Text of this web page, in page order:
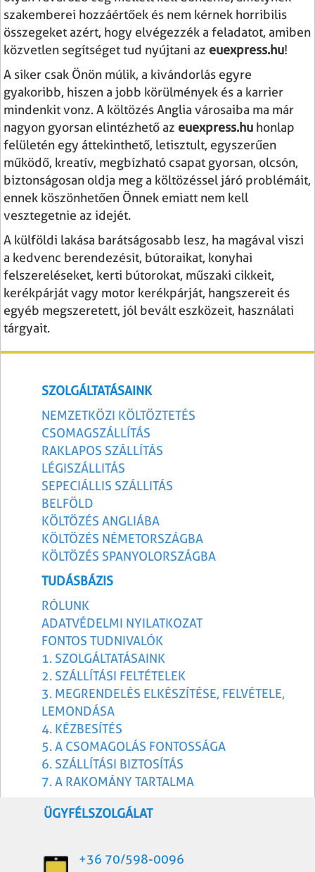
szakemberei hozzáértőek és nem kérnek horribilis
összegeket azért, hogy elvégezzék a feladatot, amiben
közvetlen segítséget tud nyújtani az euexpress.hu!
A siker csak Önön múlik, a kivándorlás egyre
gyakoribb, hiszen a jobb körülmények és a karrier
mindenkit vonz. A költözés Anglia városaiba ma már
nagyon gyorsan elintézhető az euexpress.hu honlap
felületén egy áttekinthető, letisztult, egyszerűen
működő, kreatív, megbízható csapat gyorsan, olcsón,
biztonságosan oldja meg a költözéssel járó problémáit,
ennek köszönhetően Önnek emiatt nem kell
vesztegetnie az idejét.
A külföldi lakása barátságosabb lesz, ha magával viszi
a kedvenc berendezésit, bútoraikat, konyhai
felszereléseket, kerti bútorokat, műszaki cikkeit,
kerékpárját vagy motor kerékpárját, hangszereit és
egyéb megszeretett, jól bevált eszközeit, használati
tárgyait.
SZOLGÁLTATÁSAINK
NEMZETKÖZI KÖLTÖZTETÉS
CSOMAGSZÁLLÍTÁS
RAKLAPOS SZÁLLÍTÁS
LÉGISZÁLLITÁS
SEPECIÁLLIS SZÁLLITÁS
BELFÖLD
KÖLTÖZÉS ANGLIÁBA
KÖLTÖZÉS NÉMETORSZÁGBA
KÖLTÖZÉS SPANYOLORSZÁGBA
TUDÁSBÁZIS
RÓLUNK
ADATVÉDELMI NYILATKOZAT
FONTOS TUDNIVALÓK
1. SZOLGÁLTATÁSAINK
2. SZÁLLÍTÁSI FELTÉTELEK
3. MEGRENDELÉS ELKÉSZÍTÉSE, FELVÉTELE,
LEMONDÁSA
4. KÉZBESÍTÉS
5. A CSOMAGOLÁS FONTOSSÁGA
6. SZÁLLÍTÁSI BIZTOSÍTÁS
7. A RAKOMÁNY TARTALMA
ÜGYFÉLSZOLGÁLAT
+36 70/598-0096